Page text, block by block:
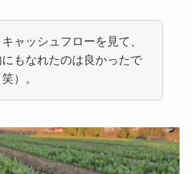
ャッシュフローを見て、
もなれたのは良かったで
）。